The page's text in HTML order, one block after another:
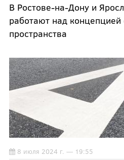
В Ростове-на-Дону и
работают над концепцией
пространства
8 июля 2024 г. — 19:55